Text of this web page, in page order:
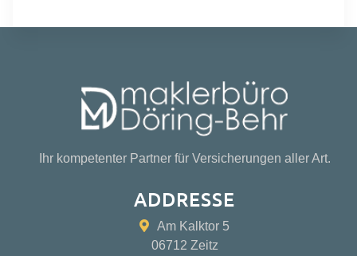
Ihr kompetenter Partner für Versicherungen aller Art.
ADDRESSE
Am Kalktor 5
06712 Zeitz